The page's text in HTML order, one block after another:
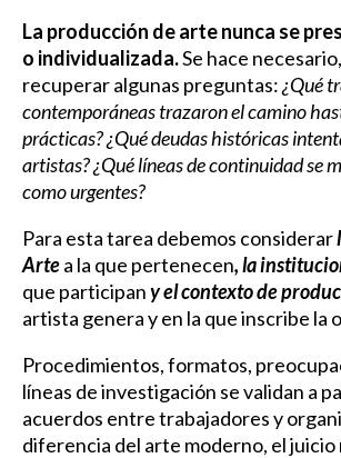
La producción de arte nunca se
o individualizada.Se hace
recuperar algunas preguntas:¿Qué
contemporáneas trazaron el camino
prácticas? ¿Qué deudas históricas
artistas? ¿Qué líneas de continuidad se
como urgentes?
Para esta tarea debemos considerar
Artea la que pertenecen, la
que participany el contexto de
artista genera y en la que inscribe la
Procedimientos, formatos,
líneas de investigación se validan a
acuerdos entre trabajadores y
diferencia del arte moderno, el juicio